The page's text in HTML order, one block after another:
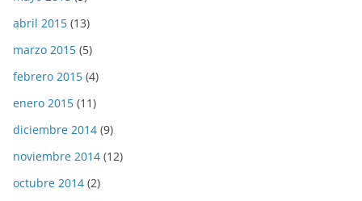
abril 2015 (13)
marzo 2015 (5)
febrero 2015 (4)
enero 2015 (11)
diciembre 2014 (9)
noviembre 2014 (12)
octubre 2014 (2)